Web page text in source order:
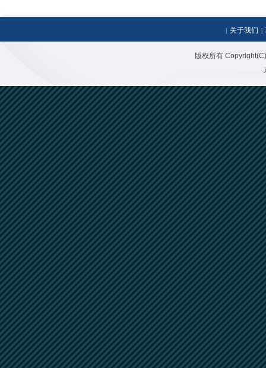
| 关于我们 |
版权所有